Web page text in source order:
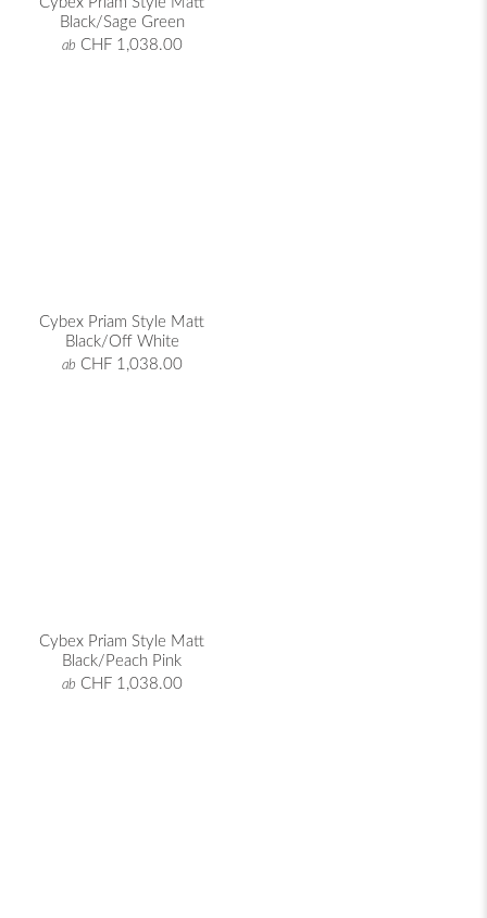
Black/Sage Green
ab CHF 1,038.00
Cybex Priam Style Matt
Black/Off White
ab CHF 1,038.00
Cybex Priam Style Matt
Black/Peach Pink
ab CHF 1,038.00